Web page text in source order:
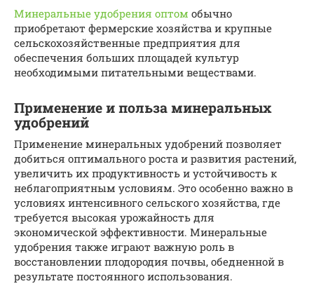
Минеральные удобрения оптом обычно
приобретают фермерские хозяйства и крупные
сельскохозяйственные предприятия для
обеспечения больших площадей культур
необходимыми питательными веществами.
Применение и польза минеральных
удобрений
Применение минеральных удобрений позволяет
добиться оптимального роста и развития растений,
увеличить их продуктивность и устойчивость к
неблагоприятным условиям. Это особенно важно в
условиях интенсивного сельского хозяйства, где
требуется высокая урожайность для
экономической эффективности. Минеральные
удобрения также играют важную роль в
восстановлении плодородия почвы, обедненной в
результате постоянного использования.